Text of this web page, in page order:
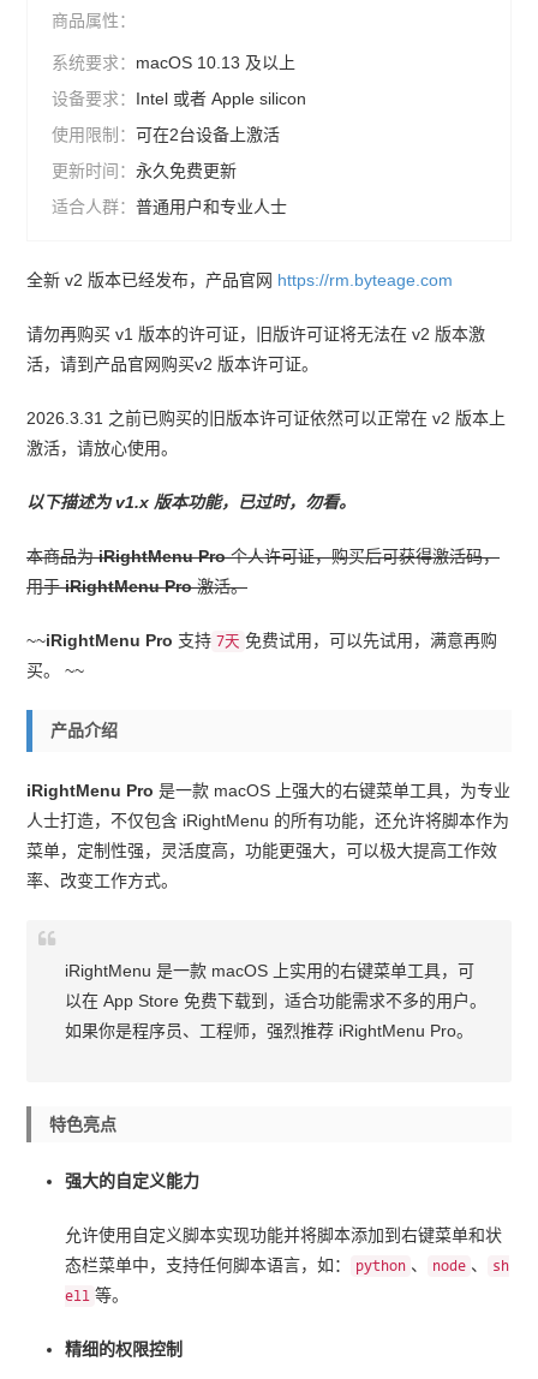
商品属性：
系统要求： macOS 10.13 及以上
设备要求： Intel 或者 Apple silicon
使用限制： 可在2台设备上激活
更新时间： 永久免费更新
适合人群： 普通用户和专业人士
全新 v2 版本已经发布，产品官网 https://rm.byteage.com
请勿再购买 v1 版本的许可证，旧版许可证将无法在 v2 版本激
活，请到产品官网购买v2 版本许可证。
2026.3.31 之前已购买的旧版本许可证依然可以正常在 v2 版本上
激活，请放心使用。
以下描述为 v1.x 版本功能，已过时，勿看。
本商品为iRightMenu Pro个人许可证，购买后可获得激活码，
用于iRightMenu Pro激活。
~~iRightMenu Pro 支持 7天 免费试用，可以先试用，满意再购
买。 ~~
产品介绍
iRightMenu Pro 是一款 macOS 上强大的右键菜单工具，为专业
人士打造，不仅包含 iRightMenu 的所有功能，还允许将脚本作为
菜单，定制性强，灵活度高，功能更强大，可以极大提高工作效
率、改变工作方式。
iRightMenu 是一款 macOS 上实用的右键菜单工具，可
以在 App Store 免费下载到，适合功能需求不多的用户。
如果你是程序员、工程师，强烈推荐 iRightMenu Pro。
特色亮点
强大的自定义能力
允许使用自定义脚本实现功能并将脚本添加到右键菜单和状
态栏菜单中，支持任何脚本语言，如：
python 、 node 、
sh
ell 等。
精细的权限控制